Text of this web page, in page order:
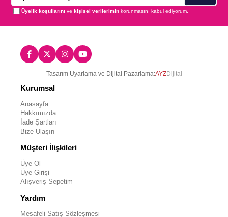
Üyelik koşullarını vekişisel verilerimin korunmasını kabul ediyorum.
Tasarım Uyarlama ve Dijital Pazarlama:AYZDijital
Kurumsal
Anasayfa
Hakkımızda
İade Şartları
Bize Ulaşın
Müşteri İlişkileri
Üye Ol
Üye Girişi
Alışveriş Sepetim
Yardım
Mesafeli Satış Sözleşmesi